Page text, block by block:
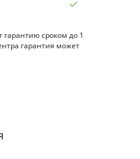
сроком до 1
гарантия может